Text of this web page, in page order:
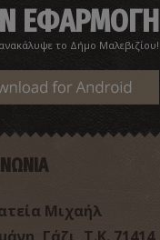
ΕΦΑΡΜΟΓΗ
το Δήμο Μαλεβιζίου!
Μιχαήλ